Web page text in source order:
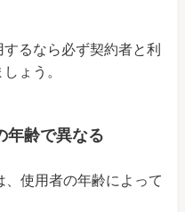
るなら必ず契約者と利
ょう。
年齢で異なる
使用者の年齢によって